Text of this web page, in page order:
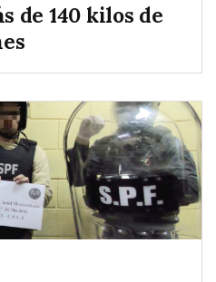
de 140 kilos de